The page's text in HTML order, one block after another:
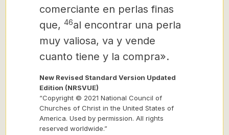
comerciante en perlas finas
que, 46al encontrar una perla
muy valiosa, va y vende
cuanto tiene y la compra».
New Revised Standard Version Updated
Edition (NRSVUE)
“Copyright © 2021 National Council of
Churches of Christ in the United States of
America. Used by permission. All rights
reserved worldwide.”